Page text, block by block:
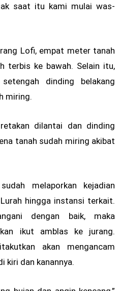
saat itu kami mulai was-
Lofi, empat meter tanah
terbis ke bawah. Selain itu,
dinding belakang
miring.
dilantai dan dinding
tanah sudah miring akibat
melaporkan kejadian
hingga instansi terkait.
dengan baik, maka
ikut amblas ke jurang.
akan mengancam
kiri dan kanannya.